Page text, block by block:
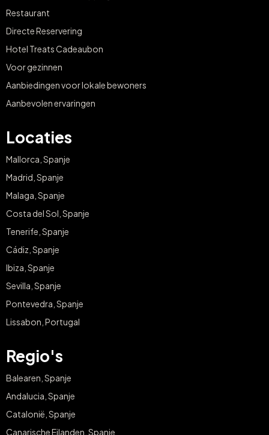
Restaurant
Directe Reservering
Hotel Treats Cadeaubon
Voor gezinnen
Aanbiedingen voor lokale bewoners
Aanbevolen ervaringen
Locaties
Mallorca, Spanje
Madrid, Spanje
Malaga, Spanje
Costa del Sol, Spanje
Tenerife, Spanje
Cádiz, Spanje
Ibiza, Spanje
Sevilla, Spanje
Pontevedra, Spanje
Lissabon, Portugal
Regio's
Balearen, Spanje
Andalucia, Spanje
Catalonië, Spanje
Canarische Eilanden, Spanje